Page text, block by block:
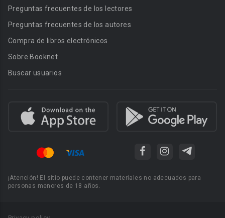
Preguntas frecuentes de los lectores
Preguntas frecuentes de los autores
Compra de libros electrónicos
Sobre Booknet
Buscar usuarios
¡Atención! El sitio puede contener materiales no adecuados para
personas menores de 18 años.